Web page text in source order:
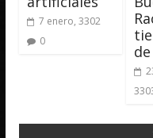
7 enero, 3302
0